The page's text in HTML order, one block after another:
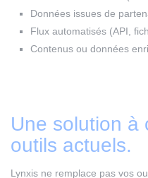
Données issues de
Flux automatisés (API,
Contenus ou données
Une solution à
outils actuels.
Lynxis ne remplace pas vos